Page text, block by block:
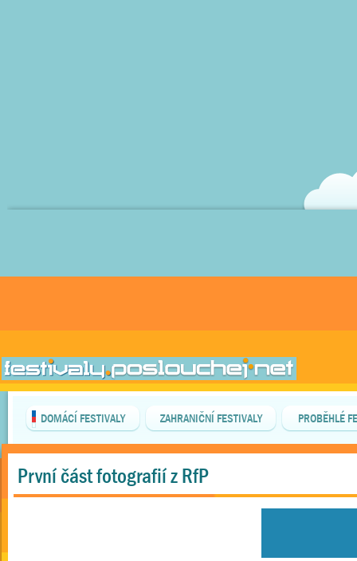
DOMÁCÍ FESTIVALY ZAHRANIČNÍ FESTIVALY PROBĚHLÉ
První část fotografií z RfP